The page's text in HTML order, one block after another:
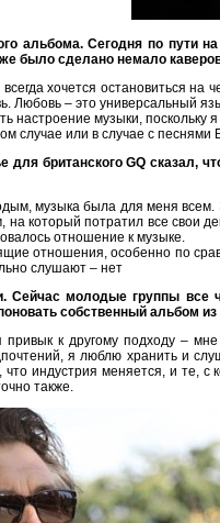
альбома. Сегодня по пути
было сделано немало
хочется остановиться
Любовь – это универсальный
настроение музыки, поскольку
случае или в случае с
для британского GQ
музыка была для меня
на который потратил все свои
отношение к музыке.
отношения, особенно по
слушают – нет
Сейчас молодые группы
собственный альбом
привык к другому подходу –
я люблю хранить и
что индустрия меняется, и те,
также.